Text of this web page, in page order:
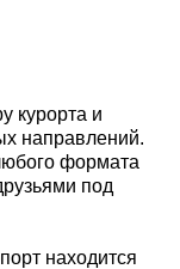
курорта и
направлений.
формата
под
находится